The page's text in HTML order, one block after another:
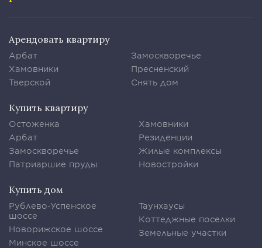
Арендовать квартиру
Арбат
Хамовники
Тверской
Замоскворечье
Пресненский
Снять дом
Купить квартиру
Остоженка
Арбат
Замоскворечье
Патриаршие пруды
Хамовники
Резиденции
Жилые комплексы
Новостройки
Купить дом
Рублево-Успенское
шоссе
Новорижское шоссе
Минское шоссе
Таунхаусы
Коттеджные поселки
Земельные участки